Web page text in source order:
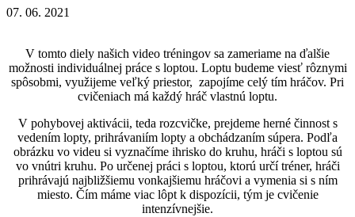
07. 06. 2021
V tomto diely našich video tréningov sa zameriame na ďalšie
možnosti individuálnej práce s loptou. Loptu budeme viesť rôznymi
spôsobmi, využijeme veľký priestor, zapojíme celý tím hráčov. Pri
cvičeniach má každý hráč vlastnú loptu.
V pohybovej aktivácii, teda rozcvičke, prejdeme herné činnost s
vedením lopty, prihrávaniím lopty a obchádzaním súpera. Podľa
obrázku vo videu si vyznačíme ihrisko do kruhu, hráči s loptou sú
vo vnútri kruhu. Po určenej práci s loptou, ktorú určí tréner, hráči
prihrávajú najbližšiemu vonkajšiemu hráčovi a vymenia si s ním
miesto. Čím máme viac lôpt k dispozícii, tým je cvičenie
intenzívnejšie.